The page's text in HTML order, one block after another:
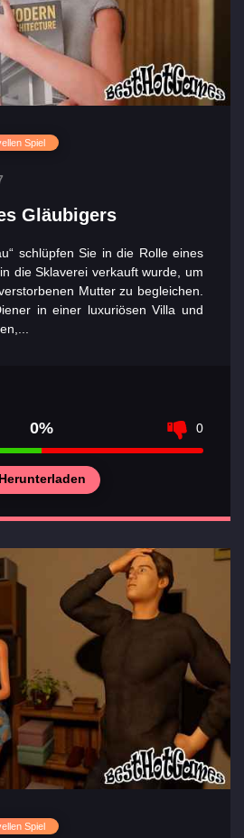
Spiel
Gläubigers
schlüpfen Sie in die Rolle eines
die Sklaverei verkauft wurde, um
Mutter zu begleichen.
in einer luxuriösen Villa und
0% 0
Herunterladen
Spiel